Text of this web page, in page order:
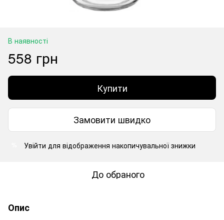
В наявності
558 грн
Купити
Замовити швидко
Увійти для відображення накопичувальної знижки
До обраного
Опис